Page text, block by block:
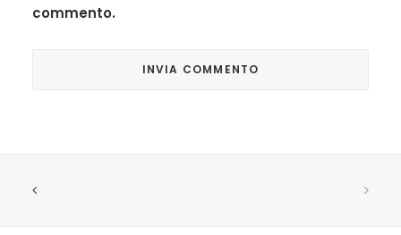
commento.